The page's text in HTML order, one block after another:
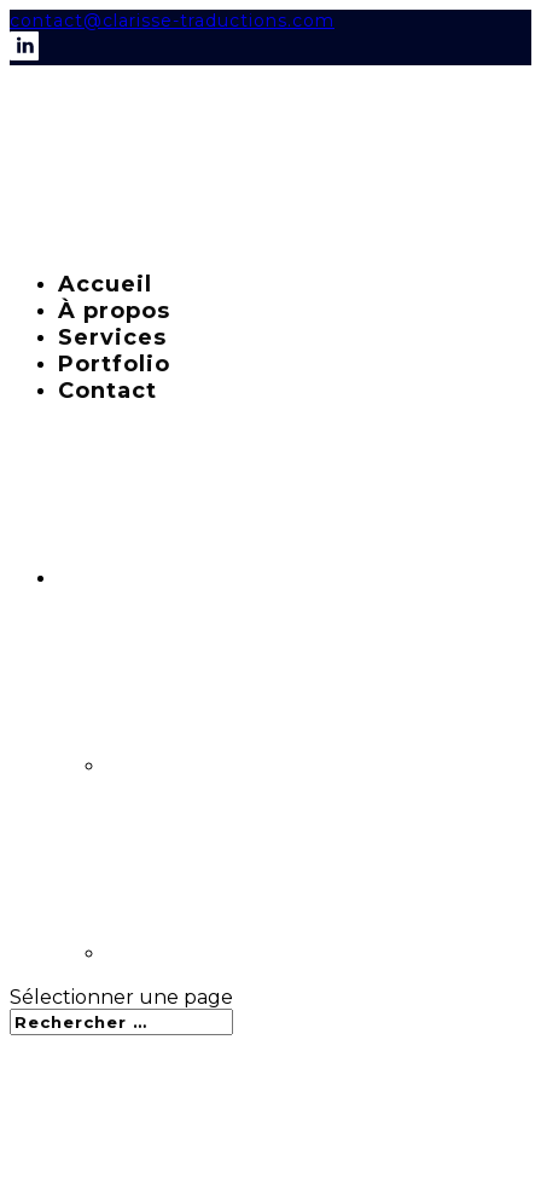
contact@clarisse-traductions.com
Accueil
À propos
Services
Portfolio
Contact
Sélectionner une page